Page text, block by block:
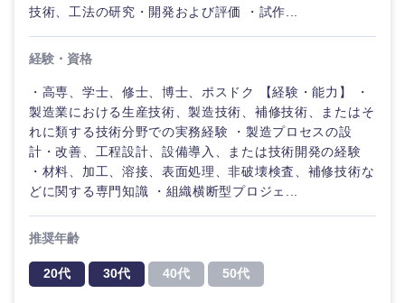
奈良県 和歌山県
技術、工法の研究・開発および評価 ・試作...
経験・資格
・高専、学士、修士、博士、ポスドク 【経験・能力】 ・
製造業における生産技術、製造技術、補修技術、またはそ
れに類する技術分野での実務経験 ・製造プロセスの設
計・改善、工程設計、設備導入、または技術開発の経験
・材料、加工、溶接、表面処理、非破壊検査、補修技術な
どに関する専門知識 ・組織横断型プロジェ...
推奨年齢
20代 30代 40代 50代